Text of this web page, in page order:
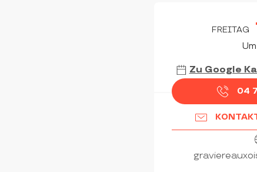
FREITAG
Zu Google
04